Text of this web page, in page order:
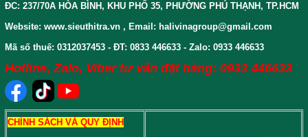
ĐC: 237/70A HÒA BÌNH, KHU PHỐ 35, PHƯỜNG PHÚ THẠNH, TP.HCM
Website: www.sieuthitra.vn , Email: halivinagroup@gmail.com
Mã số thuế: 0312037453 - ĐT: 0833 446633 - Zalo: 0933 446633
Hotline, Zalo, Viber tư vấn đặt hàng: 0933 446633
CHÍNH SÁCH VÀ QUY ĐỊNH